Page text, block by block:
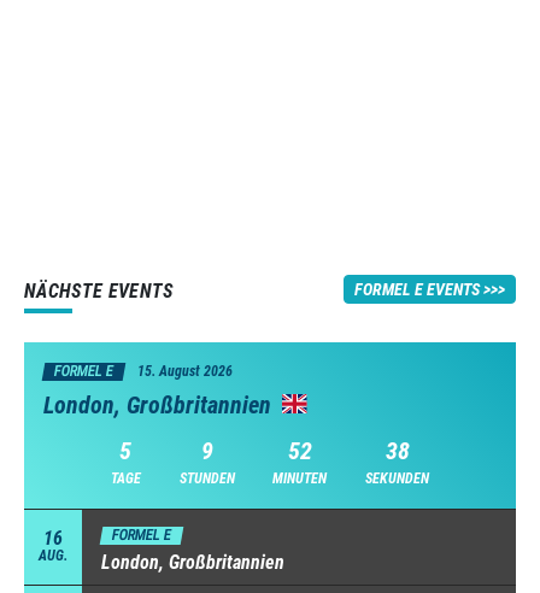
NÄCHSTE EVENTS FORMEL E EVENTS
FORMEL E 15. August 2026
London, Großbritannien
5
TAGE
9
STUNDEN
52
MINUTEN
37
SEKUNDEN
16
AUG.
FORMEL E
London, Großbritannien